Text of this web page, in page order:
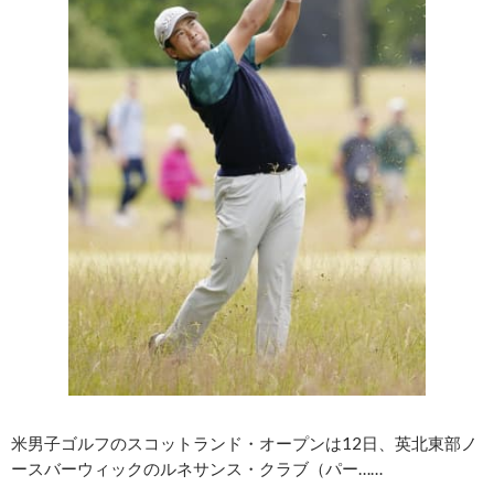
米男子ゴルフのスコットランド・オープンは12日、英北東部ノ
ースバーウィックのルネサンス・クラブ（パー……